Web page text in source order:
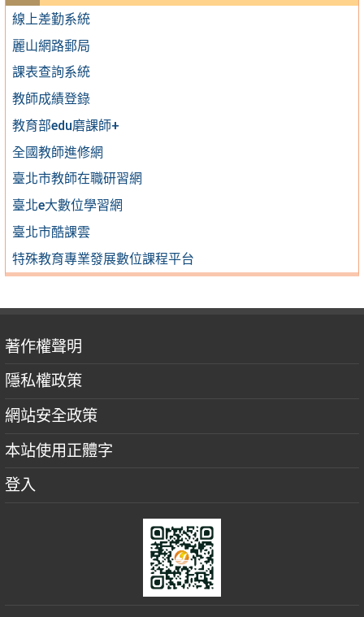
線上差勤系統
麗山網路郵局
課表查詢系統
教師成績登錄
教育部edu磨課師+
全國教師進修網
臺北市教師在職研習網
臺北e大數位學習網
臺北市酷課雲
特殊教育專業發展數位課程平台
著作權聲明
隱私權政策
網站安全政策
本站使用正體字
登入